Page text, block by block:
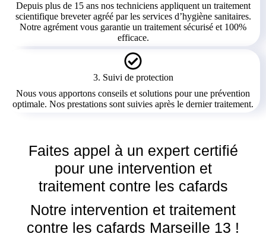
Depuis plus de 15 ans nos techniciens appliquent un traitement
scientifique breveter agréé par les services d’hygiène sanitaires.
Notre agrément vous garantie un traitement sécurisé et 100%
efficace.
3. Suivi de protection
Nous vous apportons conseils et solutions pour une prévention
optimale. Nos prestations sont suivies après le dernier traitement.
Faites appel à un expert certifié
pour une intervention et
traitement contre les cafards
Notre intervention et traitement
contre les cafards Marseille 13 !